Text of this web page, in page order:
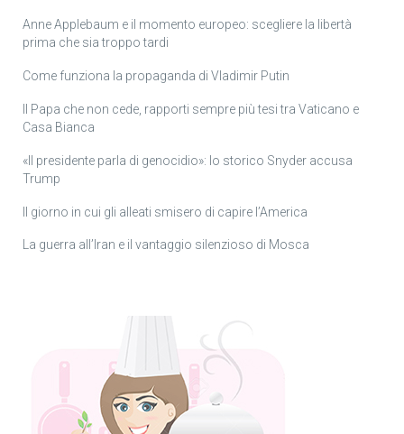
Anne Applebaum e il momento europeo: scegliere la libertà
prima che sia troppo tardi
Come funziona la propaganda di Vladimir Putin
Il Papa che non cede, rapporti sempre più tesi tra Vaticano e
Casa Bianca
«Il presidente parla di genocidio»: lo storico Snyder accusa
Trump
Il giorno in cui gli alleati smisero di capire l’America
La guerra all’Iran e il vantaggio silenzioso di Mosca